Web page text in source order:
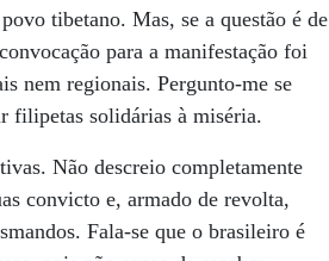
tibetano. Mas, se a questão é de
para a manifestação foi
nem regionais. Pergunto-me se
filipetas solidárias à miséria.
Não descreio completamente
convicto e, armado de revolta,
Fala-se que o brasileiro é